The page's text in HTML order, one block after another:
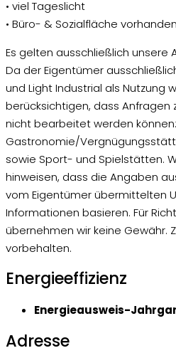
• viel Tageslicht
• Büro- & Sozialfläche vorhanden
Es gelten ausschließlich unsere
Da der Eigentümer
und Light Industrial als Nutzung
berücksichtigen, dass Anfragen
nicht bearbeitet werden
Gastronomie/
sowie Sport- und Spielstätten.
hinweisen, dass die Angaben
vom Eigentümer übermittelten
Informationen basieren. Für
übernehmen wir keine Gewähr.
vorbehalten.
Energieeffizienz
Energieausweis-
Adresse